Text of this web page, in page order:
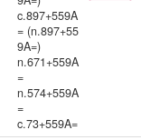
c.897+559A
= (n.897+55
9A=)
n.671+559A
=
n.574+559A
=
c.73+559A=